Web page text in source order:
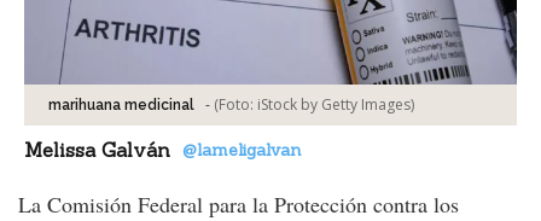
marihuana medicinal - (Foto: iStock by Getty Images)
Melissa Galván @lameligalvan
La Comisión Federal para la Protección contra los